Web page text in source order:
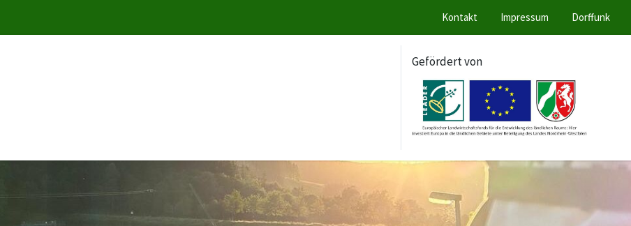
Kontakt Impressum Dorffunk
Gefördert von